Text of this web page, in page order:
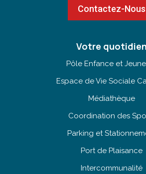
Contactez-Nous
Votre quotidien
Pôle Enfance et
Espace de Vie Sociale
Médiathèque
Coordination des
Parking et
Port de Plaisance
Intercommunalité